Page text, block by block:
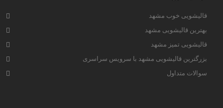
قالیشویی خوب مشهد
بهترین قالیشویی مشهد
قالیشویی تمیز مشهد
بزرگترین قالیشویی مشهد با سرویس سراسری
سوالات متداول